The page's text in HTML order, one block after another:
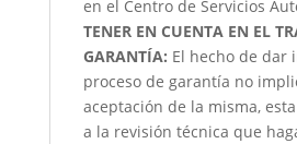
en el Centro de Servicios
TENER EN CUENTA EN EL
GARANTÍA: El hecho de dar
proceso de garantía no
aceptación de la misma,
a la revisión técnica que